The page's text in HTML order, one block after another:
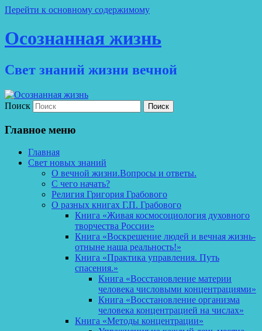
Перейти к основному содержимому
Осознанная жизнь
Свет знаний жизни вечной
Поиск
Главное меню
Главная
Свет новых знаний
О вечной жизни.Вопросы и ответы.
С чего начать?
Религия Григория Грабового
О разных книгах Г.П. Грабового
Книга «Живая космосоциология духовного
творчества России»
Книга «Воскрешение людей и вечная жизнь-
отныне наша реальность!»
Книга «Практика управления. Путь
спасения.»
Книга «Восстановление материи
человека числовыми концентрациями»
Книга «Восстановление организма
человека концентрацией на числах»
Книга «Методы концентрации»